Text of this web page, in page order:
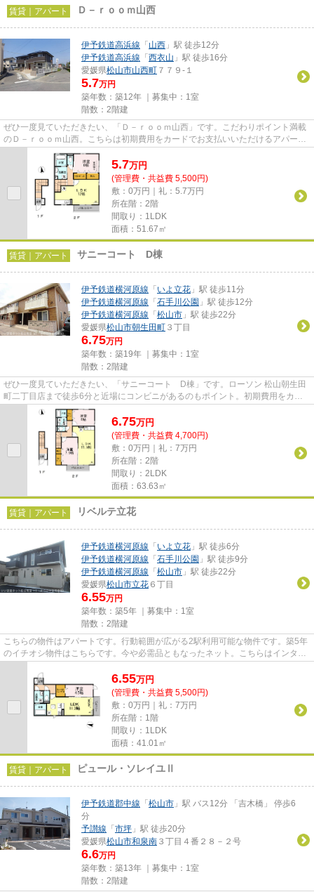
賃貸｜アパート Ｄ－ｒｏｏｍ山西
伊予鉄道高浜線 「 山西 」駅 徒歩12分
伊予鉄道高浜線 「 西衣山 」駅 徒歩16分
愛媛県松山市山西町 ７７９-１
5.7万円
築年数：築12年 ｜募集中： 1室
階数：2階建
ぜひ一度見ていただきたい、「Ｄ－ｒｏｏｍ山西」です。こだわりポイント満載
のＤ－ｒｏｏｍ山西。こちらは初期費用をカードでお支払いいただけるアパート
です。ネットの回線工事が済...
5.7万円
(管理費・共益費 5,500円)
敷：0万円｜礼：5.7万円
所在階：2階
間取り：1LDK
面積：51.67㎡
賃貸｜アパート サニーコート D棟
伊予鉄道横河原線 「 いよ立花 」駅 徒歩11分
伊予鉄道横河原線 「 石手川公園 」駅 徒歩12分
伊予鉄道横河原線 「 松山市 」駅 徒歩22分
愛媛県松山市朝生田町 ３丁目
6.75万円
築年数：築19年 ｜募集中： 1室
階数：2階建
ぜひ一度見ていただきたい、「サニーコート D棟」です。ローソン 松山朝生田
町二丁目店まで徒歩6分と近場にコンビニがあるのもポイント。初期費用をカー
ドでお支払いいただけるので、...
6.75万円
(管理費・共益費 4,700円)
敷：0万円｜礼：7万円
所在階：2階
間取り：2LDK
面積：63.63㎡
賃貸｜アパート リベルテ立花
伊予鉄道横河原線 「 いよ立花 」駅 徒歩6分
伊予鉄道横河原線 「 石手川公園 」駅 徒歩9分
伊予鉄道横河原線 「 松山市 」駅 徒歩22分
愛媛県松山市立花 ６丁目
6.55万円
築年数：築5年 ｜募集中： 1室
階数：2階建
こちらの物件はアパートです。行動範囲が広がる2駅利用可能な物件です。築5年
のイチオシ物件はこちらです。今や必需品ともなったネット。こちらはインター
6.55万円
(管理費・共益費 5,500円)
敷：0万円｜礼：7万円
所在階：1階
間取り：1LDK
面積：41.01㎡
賃貸｜アパート ピュール・ソレイユⅡ
伊予鉄道郡中線 「 松山市 」駅 バス12分 「吉木橋」 停歩6
分
予讃線 「 市坪 」駅 徒歩20分
愛媛県松山市和泉南 ３丁目４番２８－２号
6.6万円
築年数：築13年 ｜募集中： 1室
階数：2階建